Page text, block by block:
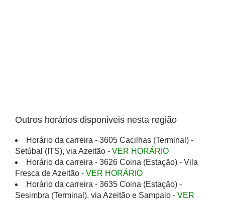
Outros horários disponiveis nesta região
Horário da carreira - 3605 Cacilhas (Terminal) -
Setúbal (ITS), via Azeitão - VER HORÁRIO
Horário da carreira - 3626 Coina (Estação) - Vila
Fresca de Azeitão - VER HORÁRIO
Horário da carreira - 3635 Coina (Estação) -
Sesimbra (Terminal), via Azeitão e Sampaio - VER